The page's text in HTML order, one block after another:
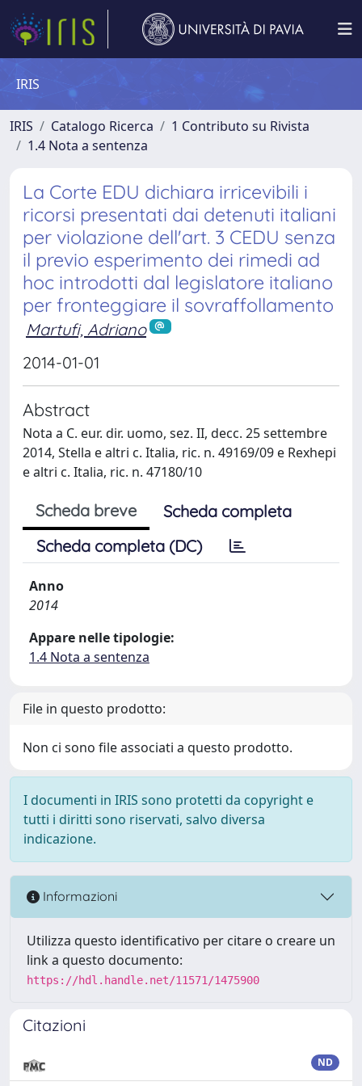
IRIS
IRIS Catalogo Ricerca
1 Contributo su Rivista
1.4 Nota a sentenza
La Corte EDU dichiara irricevibili i
ricorsi presentati dai detenuti italiani
per violazione dell'art. 3 CEDU senza
il previo esperimento dei rimedi ad
hoc introdotti dal legislatore italiano
per fronteggiare il sovraffollamento
Martufi, Adriano
2014-01-01
Abstract
Nota a C. eur. dir. uomo, sez. II, decc. 25 settembre
2014, Stella e altri c. Italia, ric. n. 49169/09 e Rexhepi
e altri c. Italia, ric. n. 47180/10
Scheda breve
Scheda completa
Scheda completa (DC)
Anno
2014
Appare nelle tipologie:
1.4 Nota a sentenza
File in questo prodotto:
Non ci sono file associati a questo prodotto.
I documenti in IRIS sono protetti da copyright e
tutti i diritti sono riservati, salvo diversa
indicazione.
Informazioni
Utilizza questo identificativo per citare o creare un
link a questo documento:
https://hdl.handle.net/11571/1475900
Citazioni
ND